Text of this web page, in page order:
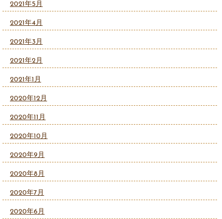
2021年5月
2021年4月
2021年3月
2021年2月
2021年1月
2020年12月
2020年11月
2020年10月
2020年9月
2020年8月
2020年7月
2020年6月